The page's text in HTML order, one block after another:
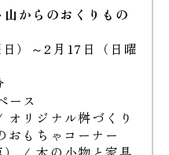
からのおくりもの
）～2月17日（日曜
ース
リジナル桝づくり
もちゃコーナー